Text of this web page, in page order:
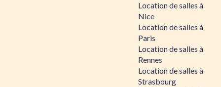
Location de salles à
Nice
Location de salles à
Paris
Location de salles à
Rennes
Location de salles à
Strasbourg